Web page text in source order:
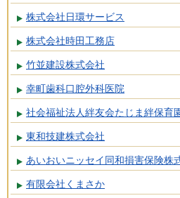
株式会社日環サービス
株式会社時田工務店
竹並建設株式会社
幸町歯科口腔外科医院
社会福祉法人絆友会たじま絆保育
東和技建株式会社
あいおいニッセイ同和損害保険
有限会社くまさか